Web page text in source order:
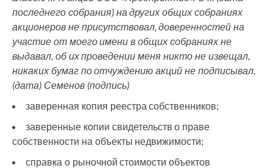
последнего собрания) на других общих собраниях
акционеров не присутствовал, доверенностей на
участие от моего имени в общих собраниях не
выдавал, об их проведении меня никто не извещал,
никаких бумаг по отчуждению акций не подписывал,
(дата) Семенов (подпись)
заверенная копия реестра собственников;
заверенные копии свидетельств о праве
собственности на объекты недвижимости;
справка о рыночной стоимости объектов